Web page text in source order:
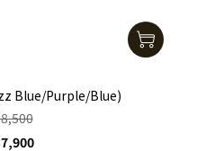
Blue/Purple/Blue)